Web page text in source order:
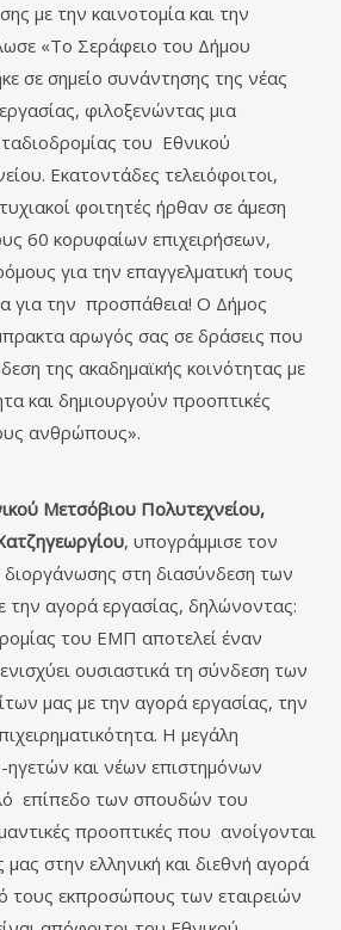
με την καινοτομία και την
«Το Σεράφειο του Δήμου
σε σημείο συνάντησης της νέας
φιλοξενώντας μια
του Εθνικού
Εκατοντάδες τελειόφοιτοι,
φοιτητές ήρθαν σε άμεση
60 κορυφαίων επιχειρήσεων,
για την επαγγελματική τους
για την προσπάθεια! Ο Δήμος
αρωγός σας σε δράσεις που
της ακαδημαϊκής κοινότητας με
και δημιουργούν προοπτικές
ανθρώπους».
Μετσόβιου Πολυτεχνείου,
, υπογράμμισε τον
διοργάνωσης στη διασύνδεση των
την αγορά εργασίας, δηλώνοντας:
του ΕΜΠ αποτελεί έναν
ουσιαστικά τη σύνδεση των
μας με την αγορά εργασίας, την
Η μεγάλη
ηγετών και νέων επιστημόνων
επίπεδο των σπουδών του
προοπτικές που ανοίγονται
στην ελληνική και διεθνή αγορά
τους εκπροσώπους των εταιρειών